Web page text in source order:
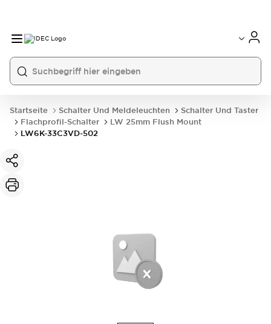
Startseite Schalter Und Meldeleuchten
Schalter Und Taster
Flachprofil-Schalter
LW 25mm Flush Mount
LW6K-33C3VD-502